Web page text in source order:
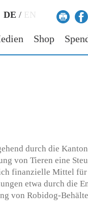
DE / EN
Shop
durch die
von Tieren eine
finanzielle Mittel für
etwa durch die
von Robidog-